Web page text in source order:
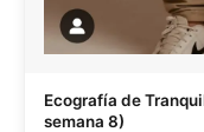
Ecografía de
semana 8)